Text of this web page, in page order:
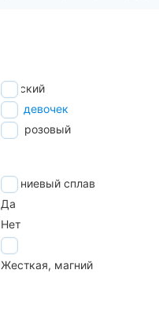
детский
для девочек
розовый
магниевый сплав
Да
Нет
9,2"
Жесткая, магний